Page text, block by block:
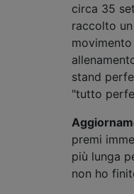
circa 35
raccolto
stand
"tutto
premi
più lunga
non ho